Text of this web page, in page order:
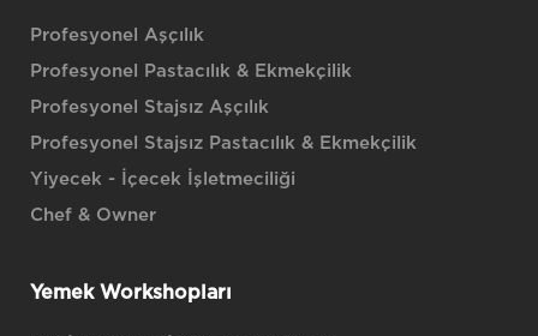
Profesyonel Aşçılık
Profesyonel Pastacılık & Ekmekçilik
Profesyonel Stajsız Aşçılık
Profesyonel Stajsız Pastacılık & Ekmekçilik
Yiyecek - İçecek İşletmeciliği
Chef & Owner
Yemek Workshopları